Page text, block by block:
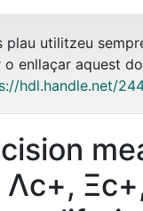
plau utilitzeu
o enllaçar aquest
hdl.handle.net/
Λc+,